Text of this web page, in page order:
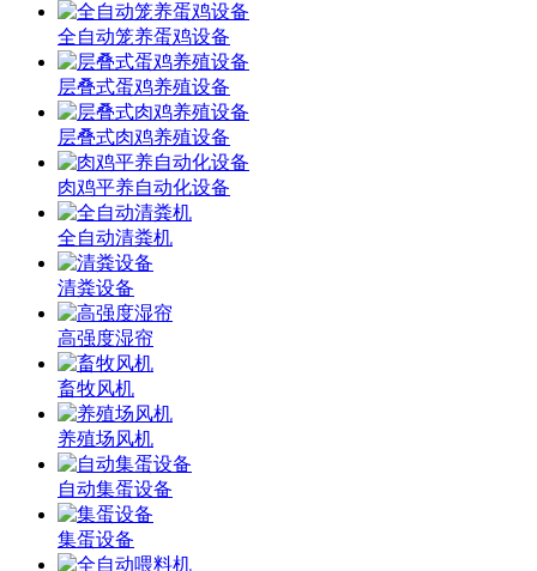
全自动笼养蛋鸡设备
层叠式蛋鸡养殖设备
层叠式肉鸡养殖设备
肉鸡平养自动化设备
全自动清粪机
清粪设备
高强度湿帘
畜牧风机
养殖场风机
自动集蛋设备
集蛋设备